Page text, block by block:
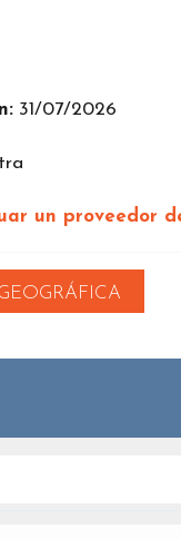
31/07/2026
un proveedor